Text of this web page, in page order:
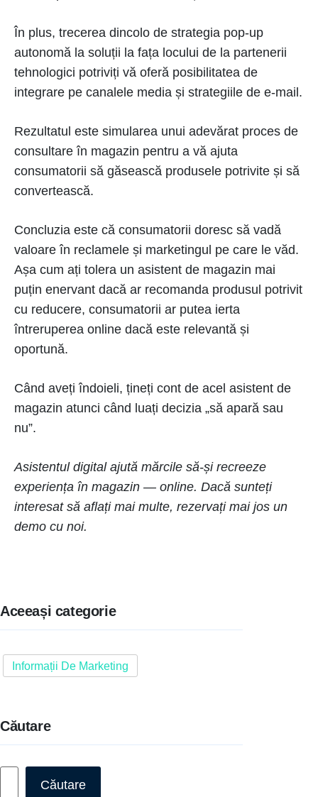
În plus, trecerea dincolo de strategia pop-up
autonomă la soluții la fața locului de la partenerii
tehnologici potriviți vă oferă posibilitatea de
integrare pe canalele media și strategiile de e-mail.
Rezultatul este simularea unui adevărat proces de
consultare în magazin pentru a vă ajuta
consumatorii să găsească produsele potrivite și să
convertească.
Concluzia este că consumatorii doresc să vadă
valoare în reclamele și marketingul pe care le văd.
Așa cum ați tolera un asistent de magazin mai
puțin enervant dacă ar recomanda produsul potrivit
cu reducere, consumatorii ar putea ierta
întreruperea online dacă este relevantă și
oportună.
Când aveți îndoieli, țineți cont de acel asistent de
magazin atunci când luați decizia „să apară sau
nu”.
Asistentul digital ajută mărcile să-și recreeze
experiența în magazin — online. Dacă sunteți
interesat să aflați mai multe, rezervați mai jos un
demo cu noi.
Aceeași categorie
Informații De Marketing
Căutare
Căutare